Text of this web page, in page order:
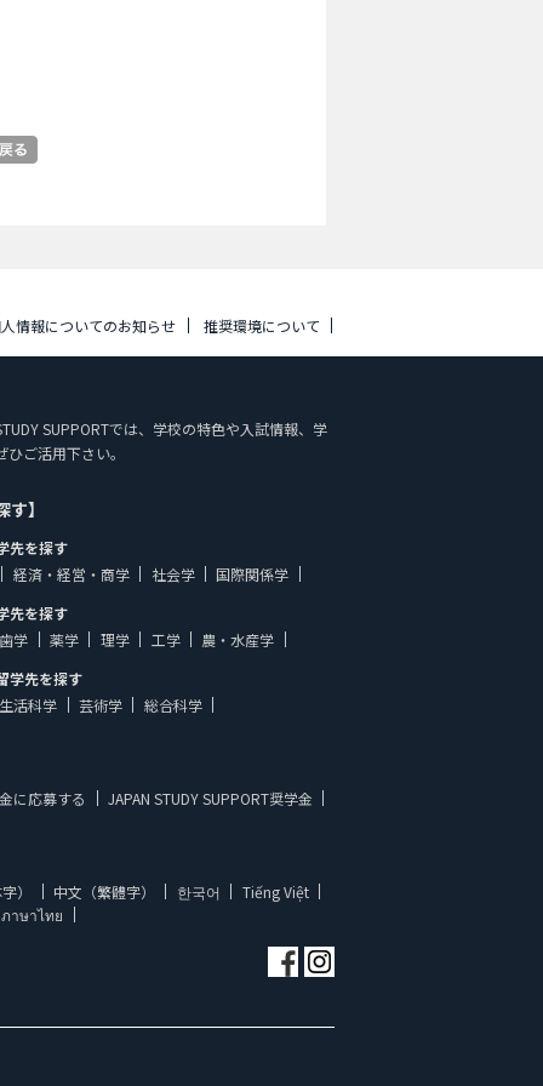
情報についてのお知らせ 推奨環境について
SUPPORTでは、学校の特色や入試情報、学
ご活用下さい。
】
先を探す
経済・経営・商学
社会学
国際関係学
先を探す
学
薬学 理学 工学
農・水産学
学先を探す
生活科学
芸術学 総合科学
に応募する JAPAN STUDY SUPPORT奨学金
） 中文（繁體字） 한국어
Tiếng Việt
ภาษาไทย